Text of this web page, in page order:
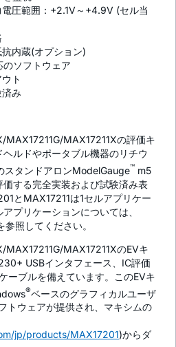
圧範囲：+2.1V～+4.9V (セル当
内蔵(オプション)
ソフトウェア
ト
み
MAX17211Xの評価キ
ルドやポータブル機器のリチウ
スタンドアロンModelGauge™ m5
する完全実装および試験済み表
とMAX17211は1セルアプリケー
プリケーションについては、
照してください。
MAX17211XのEVキ
USBインタフェース、IC評価
ーブルを備えています。このEVキ
®ベースのグラフィカルユーザ
トウェアが提供され、マキシムの
jp/products/MAX17201)からダ